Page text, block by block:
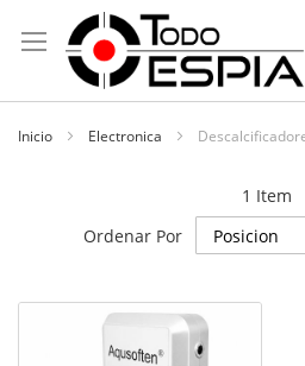
to
Content
Inicio Electronica
1 Item
Ordenar Por